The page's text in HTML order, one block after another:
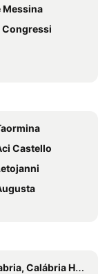
Margherita
Messina
Congressi
Re
dell Aspromonte
Castello
Calábria Hotéis